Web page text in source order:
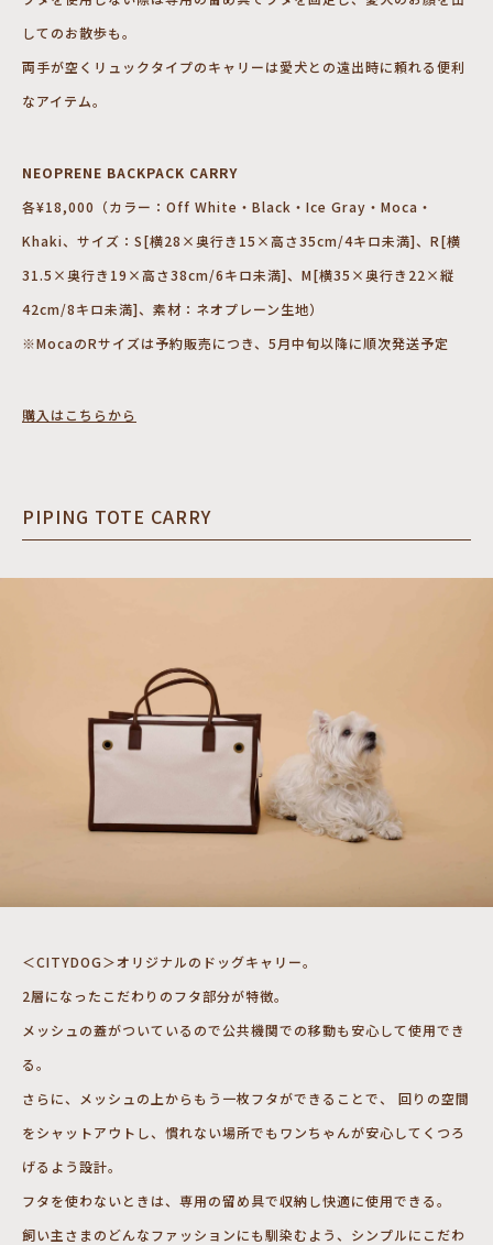
してのお散歩も。
両手が空くリュックタイプのキャリーは愛犬との遠出時に頼れる便利
なアイテム。
NEOPRENE BACKPACK CARRY
各¥18,000（カラー：Off White・Black・Ice Gray・Moca・
Khaki、サイズ：S[横28×奥行き15×高さ35cm/4キロ未満]、R[横
31.5×奥行き19×高さ38cm/6キロ未満]、M[横35×奥行き22×縦
42cm/8キロ未満]、素材：ネオプレーン生地）
※MocaのRサイズは予約販売につき、5月中旬以降に順次発送予定
購入はこちらから
PIPING TOTE CARRY
＜CITYDOG＞オリジナルのドッグキャリー。
2層になったこだわりのフタ部分が特徴。
メッシュの蓋がついているので公共機関での移動も安心して使用でき
る。
さらに、メッシュの上からもう一枚フタができることで、 回りの空間
をシャットアウトし、慣れない場所でもワンちゃんが安心してくつろ
げるよう設計。
フタを使わないときは、専用の留め具で収納し快適に使用できる。
飼い主さまのどんなファッションにも馴染むよう、シンプルにこだわ